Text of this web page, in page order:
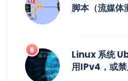
脚本（流媒体
Linux 系统
用IPv4，或